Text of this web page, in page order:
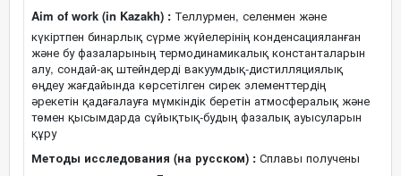
Aim of work (in Kazakh) : Теллурмен, селенмен және
күкіртпен бинарлық сүрме жүйелерінің конденсацияланған
және бу фазаларының термодинамикалық константаларын
алу, сондай-ақ штейндерді вакуумдық-дистилляциялық
өңдеу жағдайында көрсетілген сирек элементтердің
әрекетін қадағалауға мүмкіндік беретін атмосфералық және
төмен қысымдарда сұйықтық-будың фазалық ауысуларын
құру
Методы исследования (на русском) : Сплавы получены